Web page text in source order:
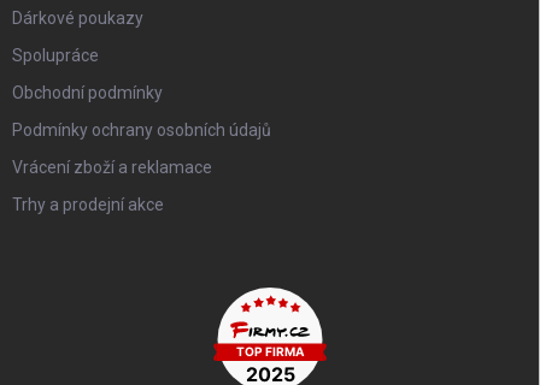
Dárkové poukazy
Spolupráce
Obchodní podmínky
Podmínky ochrany osobních údajů
Vrácení zboží a reklamace
Trhy a prodejní akce